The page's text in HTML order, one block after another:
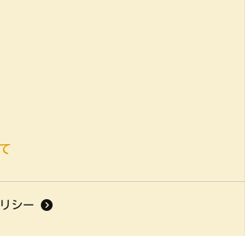
シー